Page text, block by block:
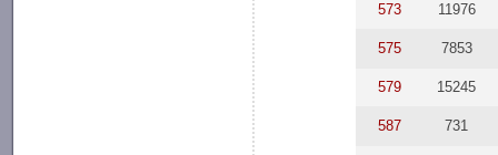
573 11976
575 7853
579 15245
587 731